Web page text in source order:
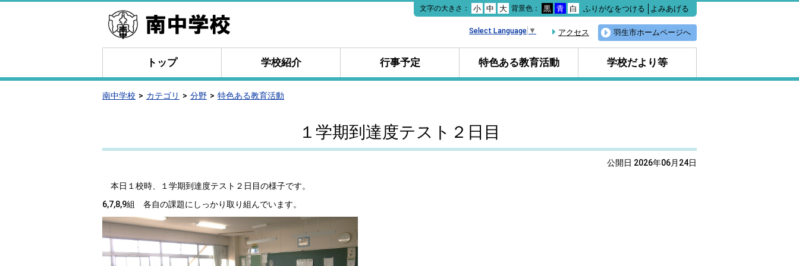
本
文
文字の大きさ： 小 中 大 背景色： 黒 青 白 ふりがなをつける よみあげる
羽生市ホームページへ
アクセス
Select Language ▼
トップ 学校紹介 行事予定 特色ある教育活動 学校だより等
南中学校 カテゴリ 分野 特色ある教育活動
１学期到達度テスト２日目
公開日 2026年06月24日
本日１校時、１学期到達度テスト２日目の様子です。
6,7,8,9組 各自の課題にしっかり取り組んでいます。